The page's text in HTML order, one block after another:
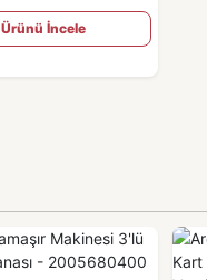
Ürünü İncele